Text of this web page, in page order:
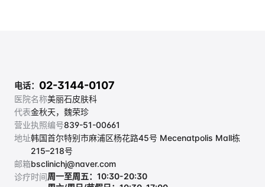
医院名称美丽石皮肤科
代表金秋天，魏荣珍
营业执照编号839-51-00661
地址韩国首尔特别市麻浦区杨花路45号 Mecenatpolis Mall栋
215–218号
邮箱bsclinichj@naver.com
诊疗时间周一至周五：10:30-20:30
电话： 02-3144-0107